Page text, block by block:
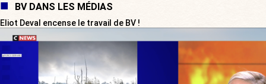
BV DANS LES MÉDIAS
Eliot Deval encense le travail de BV !